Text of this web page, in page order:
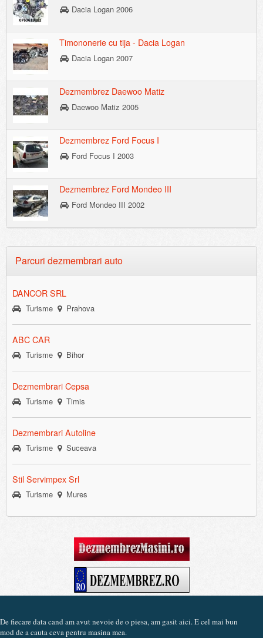
Dacia Logan 2006
Timononerie cu tija - Dacia Logan
Dacia Logan 2007
Dezmembrez Daewoo Matiz
Daewoo Matiz 2005
Dezmembrez Ford Focus I
Ford Focus I 2003
Dezmembrez Ford Mondeo III
Ford Mondeo III 2002
Parcuri dezmembrari auto
DANCOR SRL
Turisme Prahova
ABC CAR
Turisme Bihor
Dezmembrari Cepsa
Turisme Timis
Dezmembrari Autoline
Turisme Suceava
Stil Servimpex Srl
Turisme Mures
De fiecare data cand am avut nevoie de o piesa, am gasit aici. E cel mai bun
mod de a cauta ceva pentru masina mea.